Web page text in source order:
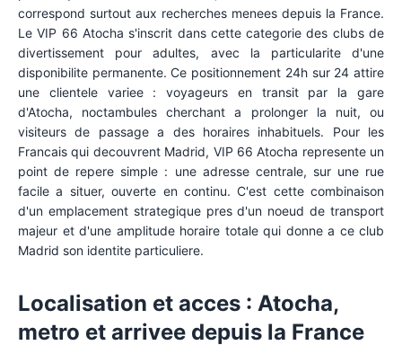
correspond surtout aux recherches menees depuis la France.
Le VIP 66 Atocha s'inscrit dans cette categorie des clubs de
divertissement pour adultes, avec la particularite d'une
disponibilite permanente. Ce positionnement 24h sur 24 attire
une clientele variee : voyageurs en transit par la gare
d'Atocha, noctambules cherchant a prolonger la nuit, ou
visiteurs de passage a des horaires inhabituels. Pour les
Francais qui decouvrent Madrid, VIP 66 Atocha represente un
point de repere simple : une adresse centrale, sur une rue
facile a situer, ouverte en continu. C'est cette combinaison
d'un emplacement strategique pres d'un noeud de transport
majeur et d'une amplitude horaire totale qui donne a ce club
Madrid son identite particuliere.
Localisation et acces : Atocha,
metro et arrivee depuis la France